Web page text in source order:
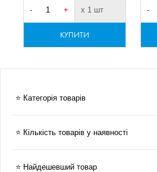
- + х 1 шт
КУПИТИ
-
⭐ Категорія товарів
⭐ Кількість товарів у наявності
⭐ Найдешевший товар